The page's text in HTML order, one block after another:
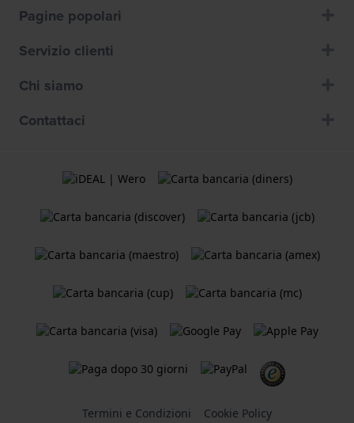
Pagine popolari
Servizio clienti
Chi siamo
Contattaci
Termini e Condizioni
Cookie Policy